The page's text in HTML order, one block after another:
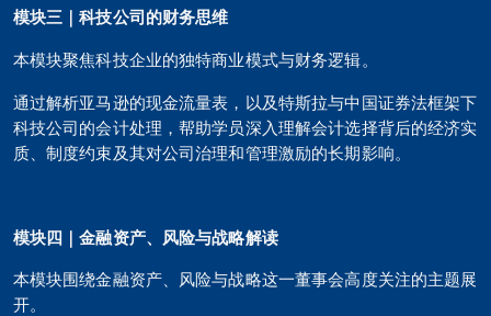
模块三｜科技公司的财务思维
本模块聚焦科技企业的独特商业模式与财务逻辑。
通过解析亚马逊的现金流量表，以及特斯拉与中国证券法框架下
科技公司的会计处理，帮助学员深入理解会计选择背后的经济实
质、制度约束及其对公司治理和管理激励的长期影响。
模块四 ｜金融资产、风险与战略解读
本模块围绕金融资产、风险与战略这一董事会高度关注的主题展
开。